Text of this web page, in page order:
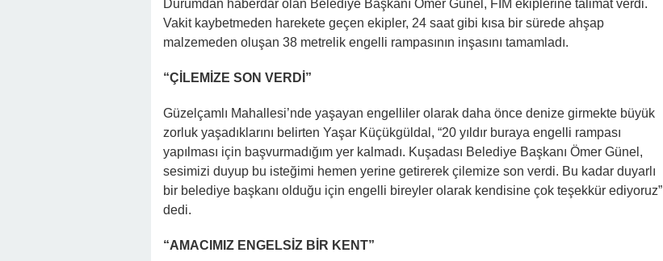
Durumdan haberdar olan Belediye Başkanı Ömer Günel, FİM ekiplerine talimat verdi.
Vakit kaybetmeden harekete geçen ekipler, 24 saat gibi kısa bir sürede ahşap
malzemeden oluşan 38 metrelik engelli rampasının inşasını tamamladı.
“ÇİLEMİZE SON VERDİ”
Güzelçamlı Mahallesi’nde yaşayan engelliler olarak daha önce denize girmekte büyük
zorluk yaşadıklarını belirten Yaşar Küçükgüldal, “20 yıldır buraya engelli rampası
yapılması için başvurmadığım yer kalmadı. Kuşadası Belediye Başkanı Ömer Günel,
sesimizi duyup bu isteğimi hemen yerine getirerek çilemize son verdi. Bu kadar duyarlı
bir belediye başkanı olduğu için engelli bireyler olarak kendisine çok teşekkür ediyoruz”
dedi.
“AMACIMIZ ENGELSİZ BİR KENT”